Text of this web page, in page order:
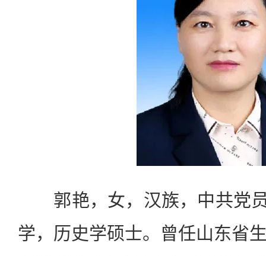
郭艳，女，汉族，中共党
学，历史学硕士。曾任山东省